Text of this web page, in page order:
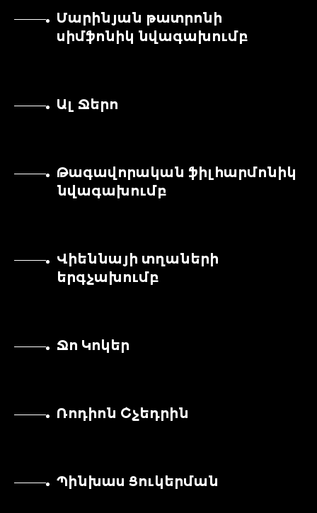
Մարինյան թատրոնի
սիմֆոնիկ նվագախումբ
Ալ Ջերո
Թագավորական ֆիլհարմոնիկ
նվագախումբ
Վիեննայի տղաների
երգչախումբ
Ջո Կոկեր
Ռոդիոն Շչեդրին
Պինխաս Ցուկերման